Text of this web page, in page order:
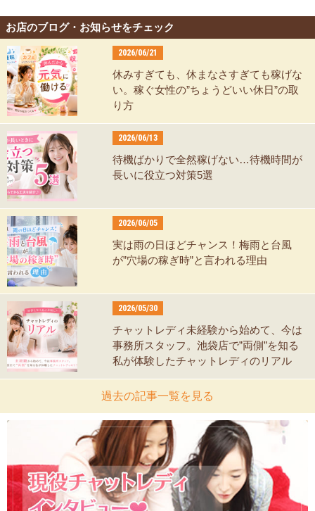
お店のブログ・お知らせをチェック
2026/06/21
休みすぎても、休まなさすぎても稼げな
い。稼ぐ女性の”ちょうどいい休日”の取
り方
2026/06/13
待機ばかりで全然稼げない…待機時間が
長いに役立つ対策5選
2026/06/05
実は雨の日ほどチャンス！梅雨と台風
が”穴場の稼ぎ時”と言われる理由
2026/05/30
チャットレディ未経験から始めて、今は
事務所スタッフ。池袋店で”両側”を知る
私が体験したチャットレディのリアル
過去の記事一覧を見る